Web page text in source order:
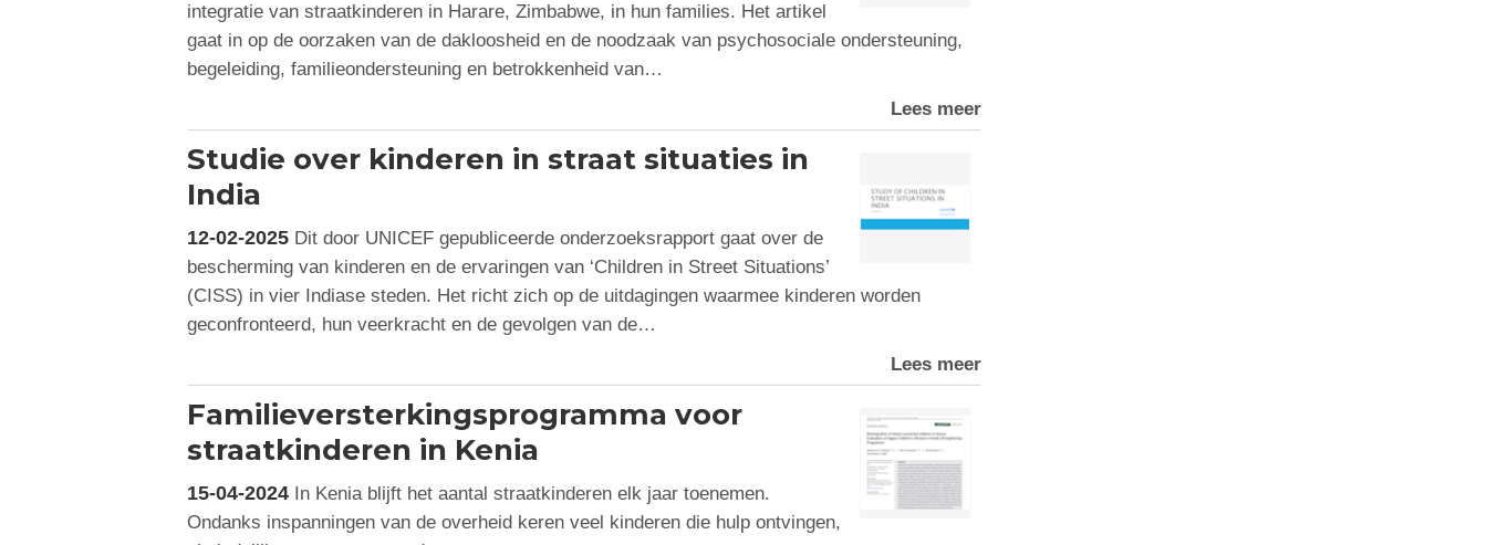
integratie van straatkinderen in Harare, Zimbabwe, in hun families. Het artikel
gaat in op de oorzaken van de dakloosheid en de noodzaak van psychosociale ondersteuning,
begeleiding, familieondersteuning en betrokkenheid van…
Lees meer
Studie over kinderen in straat situaties in
India
12-02-2025Dit door UNICEF gepubliceerde onderzoeksrapport gaat over de
bescherming van kinderen en de ervaringen van ‘Children in Street Situations’
(CISS) in vier Indiase steden. Het richt zich op de uitdagingen waarmee kinderen worden
geconfronteerd, hun veerkracht en de gevolgen van de…
Lees meer
Familieversterkingsprogramma voor
straatkinderen in Kenia
15-04-2024In Kenia blijft het aantal straatkinderen elk jaar toenemen.
Ondanks inspanningen van de overheid keren veel kinderen die hulp ontvingen,